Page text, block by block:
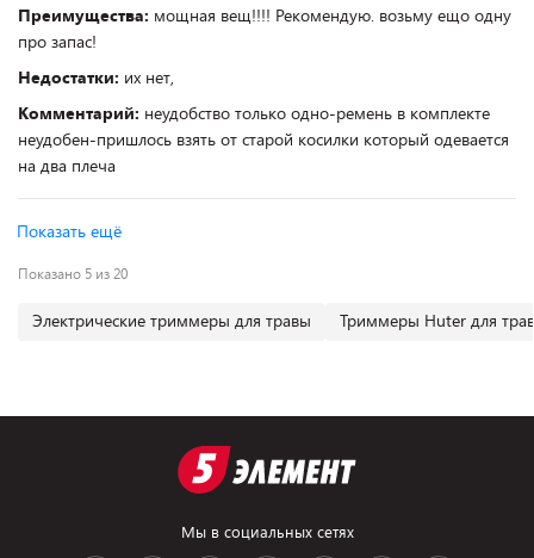
Преимущества: мощная вещ!!!! Рекомендую. возьму ещо одну
про запас!
Недостатки: их нет,
Комментарий: неудобство только одно-ремень в комплекте
неудобен-пришлось взять от старой косилки который одевается
на два плеча
Показать ещё
Показано 5 из 20
Электрические триммеры для травы Триммеры Huter для
Мы в социальных сетях